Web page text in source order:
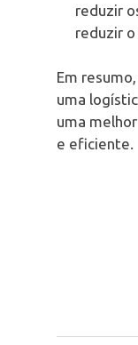
reduzir
reduzir
Em
uma
uma
e eficiente.